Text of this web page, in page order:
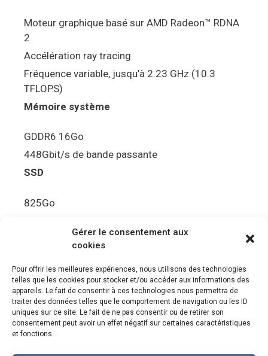
Gérer le consentement aux
cookies
Pour offrir les meilleures expériences, nous utilisons des technologies
telles que les cookies pour stocker et/ou accéder aux informations des
appareils. Le fait de consentir à ces technologies nous permettra de
traiter des données telles que le comportement de navigation ou les ID
uniques sur ce site. Le fait de ne pas consentir ou de retirer son
consentement peut avoir un effet négatif sur certaines caractéristiques
et fonctions.
Moteur graphique basé sur AMD Radeon™ RDNA
2
Accélération ray tracing
Fréquence variable, jusqu’à 2.23 GHz (10.3
TFLOPS)
Mémoire système
GDDR6 16Go
448Gbit/s de bande passante
SSD
825Go
5.5Gbit/s de bande passante en lecture (Brut)
Disque de jeu PS5
Ultra HD Blu-ray™, jusqu’à 100Go/disque
Sortie vidéo
Compatibilité avec les téléviseurs 4K 120Hz et
8K, VRR (spécification HDMI v. 2.1)